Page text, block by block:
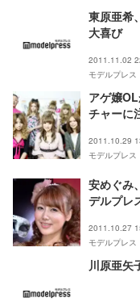
東原亜希
大喜び
2011.11.02
モデルプレス
アゲ嬢
チャーに
2011.10.29
モデルプレス
安めぐみ
デルプレ
2011.10.27
モデルプレス
川原亜矢